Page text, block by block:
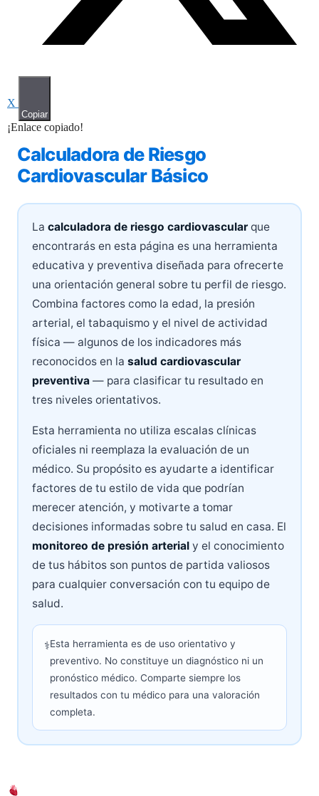
X
Copiar
¡Enlace copiado!
Calculadora de Riesgo
Cardiovascular Básico
Lacalculadora de riesgo cardiovascular que
encontrarás en esta página es una herramienta
educativa y preventiva diseñada para ofrecerte
una orientación general sobre tu perfil de riesgo.
Combina factores como la edad, la presión
arterial, el tabaquismo y el nivel de actividad
física — algunos de los indicadores más
reconocidos en lasalud cardiovascular
preventiva — para clasificar tu resultado en
tres niveles orientativos.
Esta herramienta no utiliza escalas clínicas
oficiales ni reemplaza la evaluación de un
médico. Su propósito es ayudarte a identificar
factores de tu estilo de vida que podrían
merecer atención, y motivarte a tomar
decisiones informadas sobre tu salud en casa. El
monitoreo de presión arterial y el conocimiento
de tus hábitos son puntos de partida valiosos
para cualquier conversación con tu equipo de
salud.
Esta herramienta es de uso orientativo y
preventivo. No constituye un diagnóstico ni un
pronóstico médico. Comparte siempre los
resultados con tu médico para una valoración
completa.